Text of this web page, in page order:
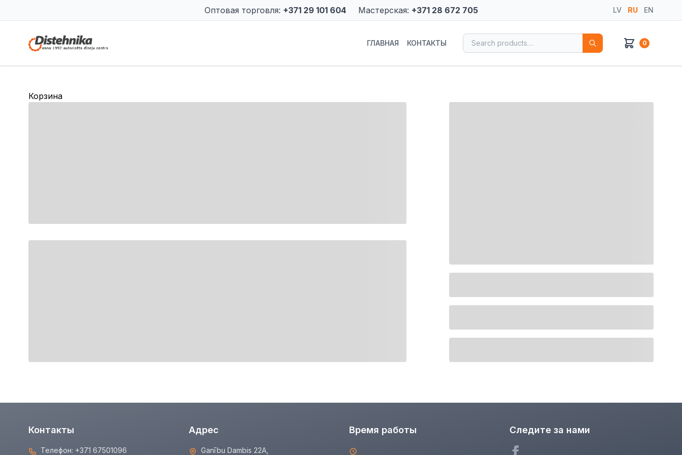
Оптовая торговля: +371 29 101 604 Мастерская: +371 28 672 705 LV RU EN
ГЛАВНАЯ КОНТАКТЫ Search for: 0
Корзина
Контакты
Телефон: +371 67501096
Адрес
Ganību Dambis 22A,
Время работы Следите за нами